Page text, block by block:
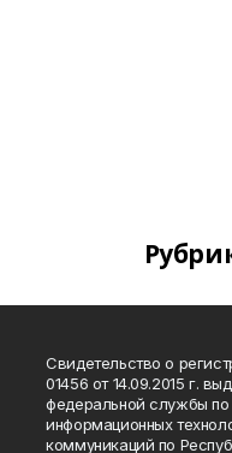
Свидетельство о
01456 от 14.09.2015 г.
федеральной службы
информационных
коммуникаций по